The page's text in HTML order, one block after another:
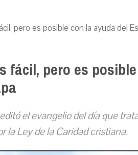
pero es posible con la ayuda del
fácil, pero es
el evangelio del día que
la Ley de la Caridad cristiana.